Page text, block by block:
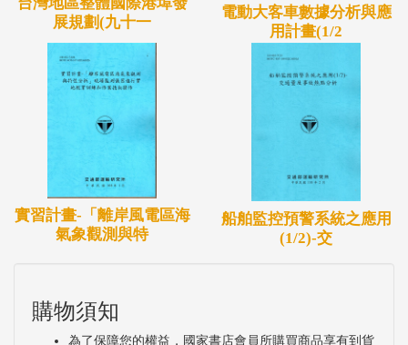
試辦計畫之推動成效符合其需求，進而降低導入過程
中可能產生的衝擊，綜整實際推動執行經驗，以利後
續研究成果的擴散與推廣應用。
運情形發現，通用計程車普遍有民眾不願意搭乘及司
為乘客負擔過高及補助不足等原因。而復康巴士則普
遍有供不應求之情形，透過試辦已初步掌握兩者於未
來整合之可行方式。推動制度面改革時，應同步推行
乘客負擔，給予民眾更方便、適切的服務。研究成果
展規劃(九十一
電動大客車數據分析與應
用計畫(1/2
實習計畫-「離岸風電區海
氣象觀測與特
船舶監控預警系統之應用
(1/2)-交
購物須知
為了保障您的權益，國家書店會員所購買商品享有到貨